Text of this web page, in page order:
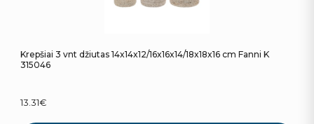
Krepšiai 3 vnt džiutas 14x14x12/16x16x14/18x18x16 cm Fanni K
315046
13.31€